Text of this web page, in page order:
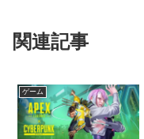
関連記事
ゲーム